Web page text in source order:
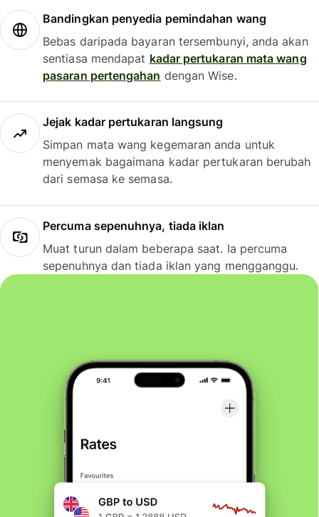
Bandingkan penyedia pemindahan wang
Bebas daripada bayaran tersembunyi, anda akan
sentiasa mendapat kadar pertukaran mata wang
pasaran pertengahan dengan Wise.
Jejak kadar pertukaran langsung
Simpan mata wang kegemaran anda untuk
menyemak bagaimana kadar pertukaran berubah
dari semasa ke semasa.
Percuma sepenuhnya, tiada iklan
Muat turun dalam beberapa saat. Ia percuma
sepenuhnya dan tiada iklan yang mengganggu.